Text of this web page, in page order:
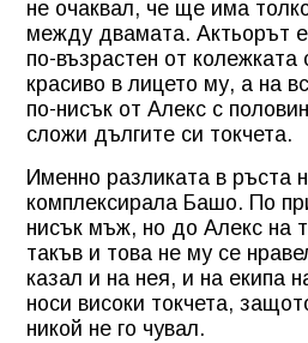
не очаквал, че ще има
между двамата. Актьорът
по-възрастен от
красиво в лицето му, а на
по-нисък от Алекс с
сложи дългите си токчета.
Именно разликата в ръста
комплексирала Башо. По
нисък мъж, но до Алекс на
такъв и това не му се
казал и на нея, и на екипа
носи високи токчета,
никой не го чувал.